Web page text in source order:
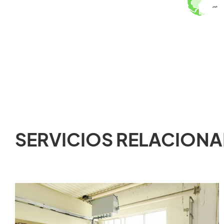
SERVICIOS